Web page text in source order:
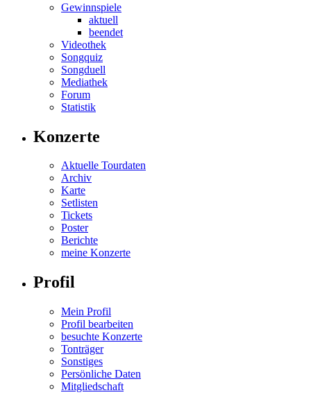
Gewinnspiele
aktuell
beendet
Videothek
Songquiz
Songduell
Mediathek
Forum
Statistik
Konzerte
Aktuelle Tourdaten
Archiv
Karte
Setlisten
Tickets
Poster
Berichte
meine Konzerte
Profil
Mein Profil
Profil bearbeiten
besuchte Konzerte
Tonträger
Sonstiges
Persönliche Daten
Mitgliedschaft